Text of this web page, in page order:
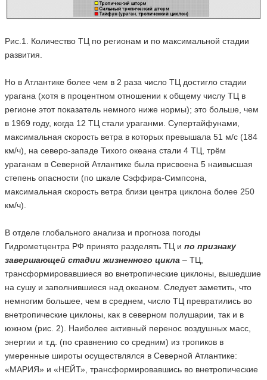
Рис.1. Количество ТЦ по регионам и по максимальной стадии
развития.
Но в Атлантике более чем в 2 раза число ТЦ достигло стадии
урагана (хотя в процентном отношении к общему числу ТЦ в
регионе этот показатель немного ниже нормы); это больше, чем
в 1969 году, когда 12 ТЦ стали ураганми. Супертайфунами,
максимальная скорость ветра в которых превышала 51 м/с (184
км/ч), на северо-западе Тихого океана стали 4 ТЦ, трём
ураганам в Северной Атлантике была присвоена 5 наивысшая
степень опасности (по шкале Сэффира-Симпсона,
максимальная скорость ветра близи центра циклона более 250
км/ч).
В отделе глобального анализа и прогноза погоды
Гидрометцентра РФ принято разделять ТЦ и по признаку
завершающей стадии жизненного цикла – ТЦ,
трансформировавшиеся во внетропические циклоны, вышедшие
на сушу и заполнившиеся над океаном. Следует заметить, что
немногим большее, чем в среднем, число ТЦ превратились во
внетропические циклоны, как в северном полушарии, так и в
южном (рис. 2). Наиболее активный перенос воздушных масс,
энергии и т.д. (по сравнению со средним) из тропиков в
умеренные широты осуществлялся в Северной Атлантике:
«МАРИЯ» и «НЕЙТ», трансформировавшись во внетропические